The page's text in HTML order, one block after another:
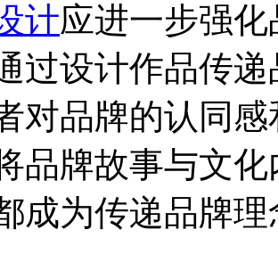
计应进一步强
过设计作品传
对品牌的认同
品牌故事与文
成为传递品牌